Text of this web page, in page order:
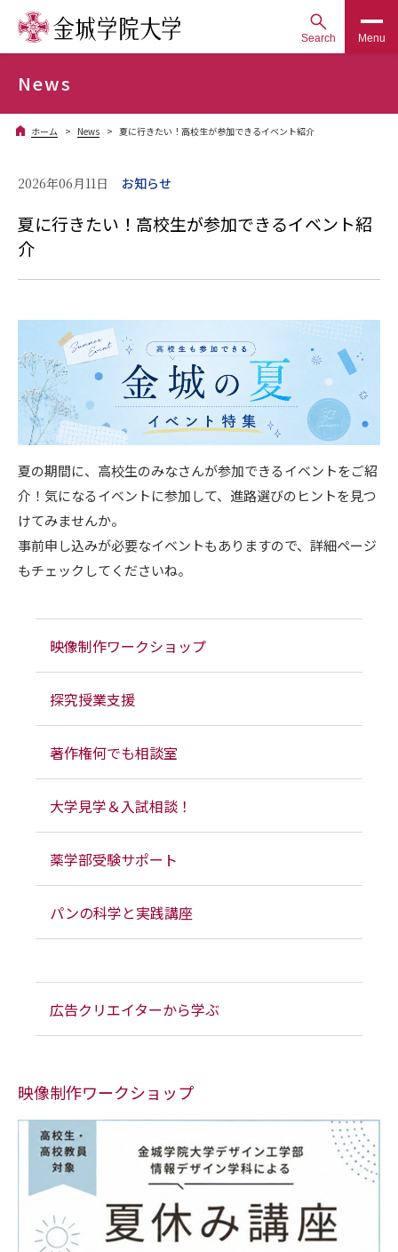
Search Menu
News
ホーム News 夏に行きたい！高校生が参加できるイベント紹介
2026年06月11日 お知らせ
夏に行きたい！高校生が参加できるイベント紹
介
夏の期間に、高校生のみなさんが参加できるイベントをご紹
介！気になるイベントに参加して、進路選びのヒントを見つ
けてみませんか。
事前申し込みが必要なイベントもありますので、詳細ページ
もチェックしてくださいね。
映像制作ワークショップ
探究授業支援
著作権何でも相談室
大学見学＆入試相談！
薬学部受験サポート
パンの科学と実践講座
広告クリエイターから学ぶ
映像制作ワークショップ